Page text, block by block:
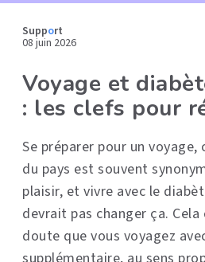
Support
08 juin 2026
Voyage et
: les clefs pour
Se préparer pour un
du pays est souvent
plaisir, et vivre avec le
devrait pas changer ça.
doute que vous voyagez